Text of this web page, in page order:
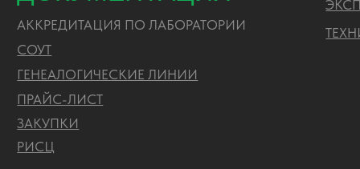
ПОЛИТИКА ОБРАБОТКИ ПЕРСОНАЛЬНЫХ ДАННЫХ